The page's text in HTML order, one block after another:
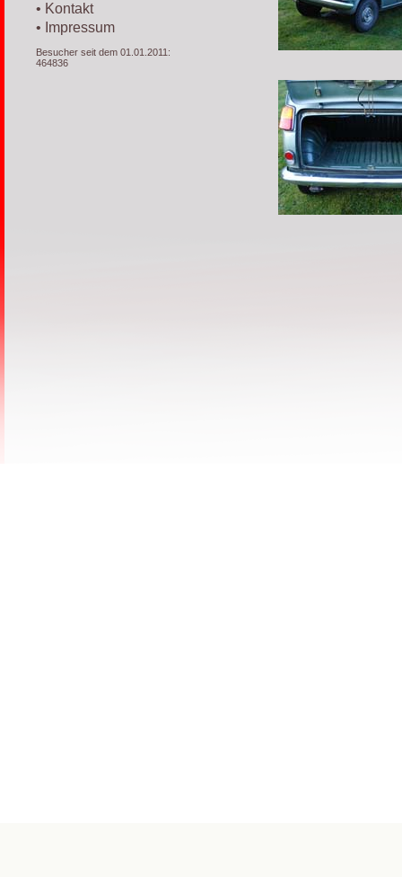
• Kontakt
• Impressum
Besucher seit dem 01.01.2011:
464836